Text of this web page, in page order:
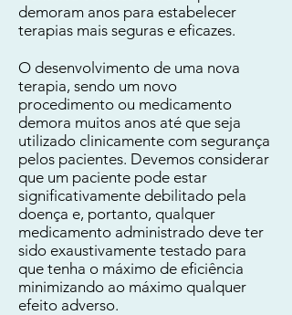
demoram anos para estabelecer
terapias mais seguras e eficazes.
O desenvolvimento de uma nova
terapia, sendo um novo
procedimento ou medicamento
demora muitos anos até que seja
utilizado clinicamente com segurança
pelos pacientes. Devemos considerar
que um paciente pode estar
significativamente debilitado pela
doença e, portanto, qualquer
medicamento administrado deve ter
sido exaustivamente testado para
que tenha o máximo de eficiência
minimizando ao máximo qualquer
efeito adverso.